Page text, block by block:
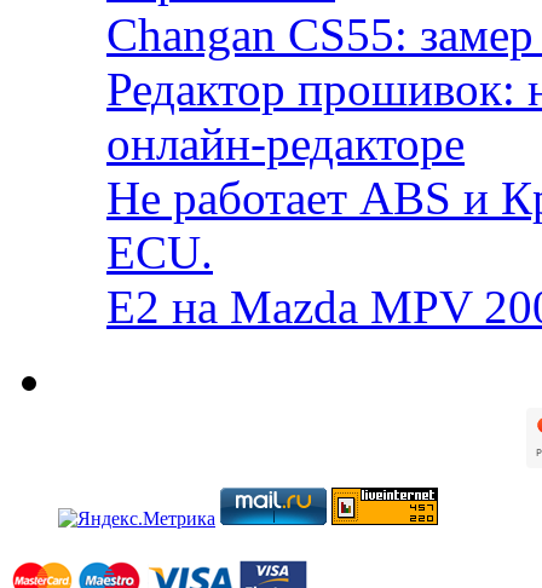
Changan CS55:
Редактор прошивок:
онлайн-редакторе
Не работает ABS и
ECU.
E2 на Mazda MPV